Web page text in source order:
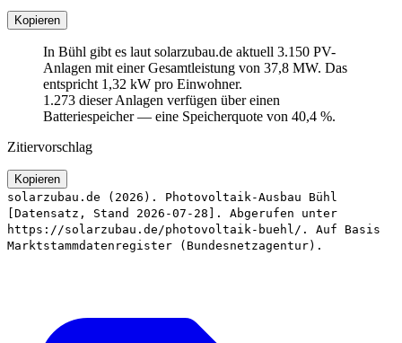
Kopieren
In Bühl gibt es laut solarzubau.de aktuell 3.150 PV-
Anlagen mit einer Gesamtleistung von 37,8 MW. Das
entspricht 1,32 kW pro Einwohner.
1.273 dieser Anlagen verfügen über einen
Batteriespeicher — eine Speicherquote von 40,4 %.
Zitiervorschlag
Kopieren
solarzubau.de (2026). Photovoltaik-Ausbau Bühl
[Datensatz, Stand 2026-07-28]. Abgerufen unter
https://solarzubau.de/photovoltaik-buehl/. Auf Basis
Marktstammdatenregister (Bundesnetzagentur).